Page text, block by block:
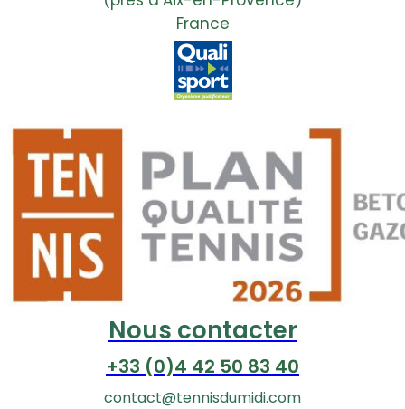
France
Nous contacter
+33 (0)4 42 50 83 40
contact@tennisdumidi.com